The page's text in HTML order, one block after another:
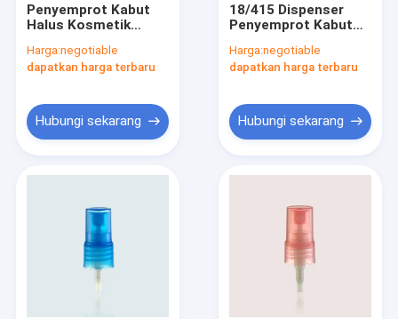
Penyemprot Kabut
Halus Kosmetik
Aluminium
Harga:negotiable
dapatkan harga terbaru
Hubungi sekarang
18/415 Dispenser
Penyemprot Kabut
Perawatan Pribadi
JY601-03F
Harga:negotiable
dapatkan harga terbaru
Hubungi sekarang